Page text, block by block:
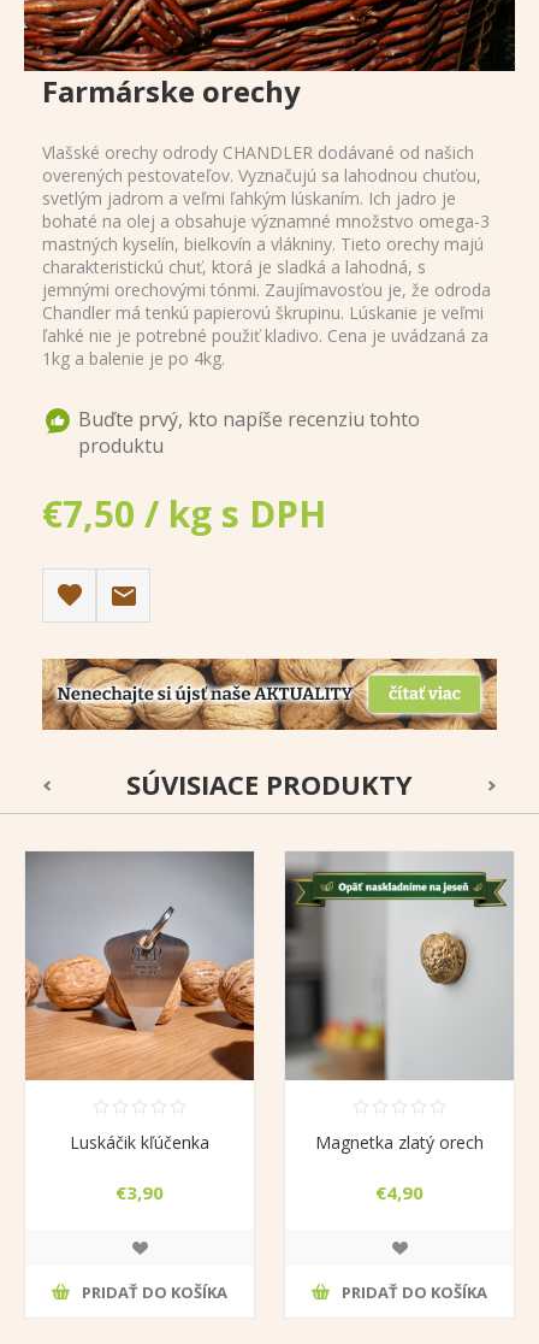
Farmárske orechy
Vlašské orechy odrody CHANDLER dodávané od našich
overených pestovateľov. Vyznačujú sa lahodnou chuťou,
svetlým jadrom a veľmi ľahkým lúskaním. Ich jadro je
bohaté na olej a obsahuje významné množstvo omega-3
mastných kyselín, bielkovín a vlákniny. Tieto orechy majú
charakteristickú chuť, ktorá je sladká a lahodná, s
jemnými orechovými tónmi. Zaujímavosťou je, že odroda
Chandler má tenkú papierovú škrupinu. Lúskanie je veľmi
ľahké nie je potrebné použiť kladivo. Cena je uvádzaná za
1kg a balenie je po 4kg.
Buďte prvý, kto napíše recenziu tohto
produktu
€7,50 / kg s DPH
SÚVISIACE PRODUKTY
Luskáčik kľúčenka
€3,90
PRIDAŤ DO KOŠÍKA
Magnetka zlatý orech
€4,90
PRIDAŤ DO KOŠÍKA